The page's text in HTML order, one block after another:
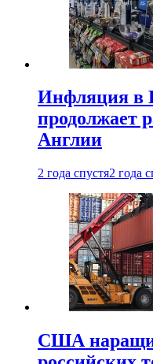
Инфляция в
продолжает
Англии
2 года спустя2 года
США